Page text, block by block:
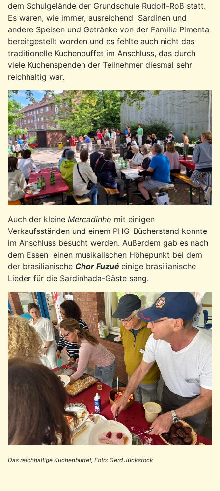
dem Schulgelände der Grundschule Rudolf-Roß statt.
Es waren, wie immer, ausreichend Sardinen und
andere Speisen und Getränke von der Familie Pimenta
bereitgestellt worden und es fehlte auch nicht das
traditionelle Kuchenbuffet im Anschluss, das durch
viele Kuchenspenden der Teilnehmer diesmal sehr
reichhaltig war.
Auch der kleine Mercadinho mit einigen
Verkaufsständen und einem PHG-Bücherstand konnte
im Anschluss besucht werden. Außerdem gab es nach
dem Essen einen musikalischen Höhepunkt bei dem
der brasilianische Chor Fuzué einige brasilianische
Lieder für die Sardinhada-Gäste sang.
Das reichhaltige Kuchenbuffet, Foto: Gerd Jückstock